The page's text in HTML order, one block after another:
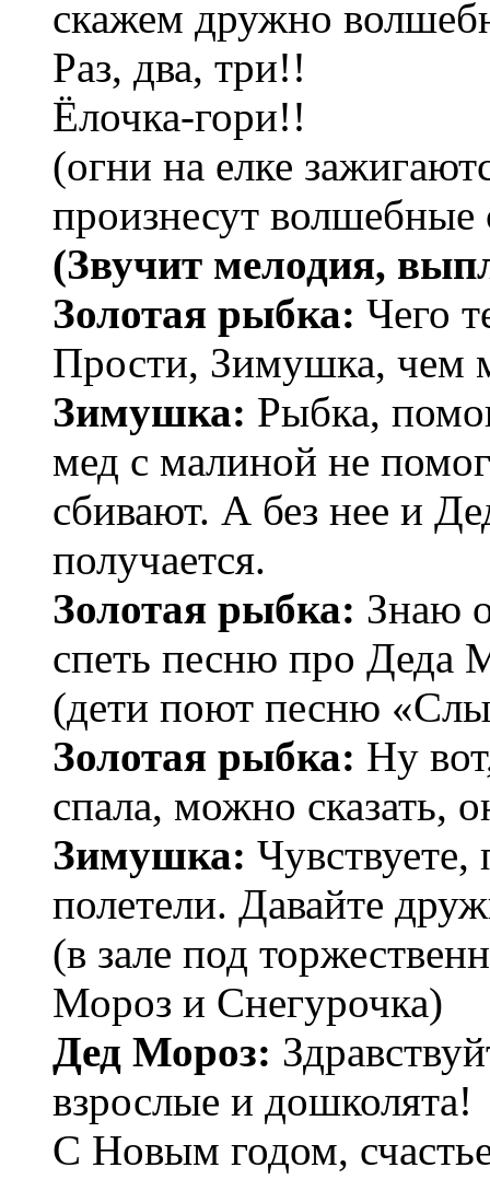
скажем дружно
Раз, два, три!!
Ёлочка-гори!!
(огни на елке
произнесут волшебные
(Звучит мелодия,
Золотая рыбка: Чего
Прости, Зимушка, чем
Зимушка: Рыбка,
мед с малиной не
сбивают. А без нее и
получается.
Золотая рыбка: Знаю
спеть песню про Деда
(дети поют песню
Золотая рыбка: Ну
спала, можно сказать,
Зимушка:
полетели. Давайте
(в зале под
Мороз и Снегурочка)
Дед Мороз:
взрослые и дошколята!
С Новым годом,